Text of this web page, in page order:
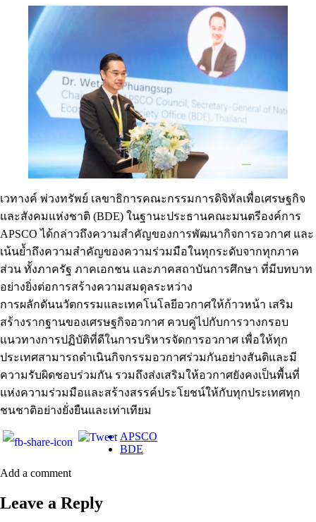
เวทางค์ พ่วงทรัพย์ เลขาธิการคณะกรรมการดิจิทัลเพื่อเศรษฐกิจ
และสังคมแห่งชาติ (BDE) ในฐานะประธานคณะมนตรีองค์การ
APSCO ได้กล่าวถึงความสำคัญของการพัฒนากิจการอวกาศ และ
เน้นย้ำถึงความสำคัญของความร่วมมือในทุกระดับจากทุกภาค
ส่วน ทั้งภาครัฐ ภาคเอกชน และภาคสถาบันการศึกษา ที่มีบทบาท
อย่างยิ่งต่อการสร้างความสมดุลระหว่าง
การผลักดันนวัตกรรมและเทคโนโลยีอวกาศให้ก้าวหน้า เสริม
สร้างรากฐานของเศรษฐกิจอวกาศ ควบคู่ไปกับการวางกรอบ
แนวทางการปฏิบัติที่ดีในการบริหารจัดการอวกาศ เพื่อให้ทุก
ประเทศสามารถดำเนินกิจกรรมอวกาศร่วมกันอย่างสันติและมี
ความรับผิดชอบร่วมกัน รวมถึงส่งเสริมให้อวกาศยังคงเป็นพื้นที่
แห่งความร่วมมือและสร้างสรรค์ประโยชน์ให้กับทุกประเทศทุก
ชนชาติอย่างยั่งยืนและเท่าเทียม
APSCO
BDE
Add a comment
Leave a Reply